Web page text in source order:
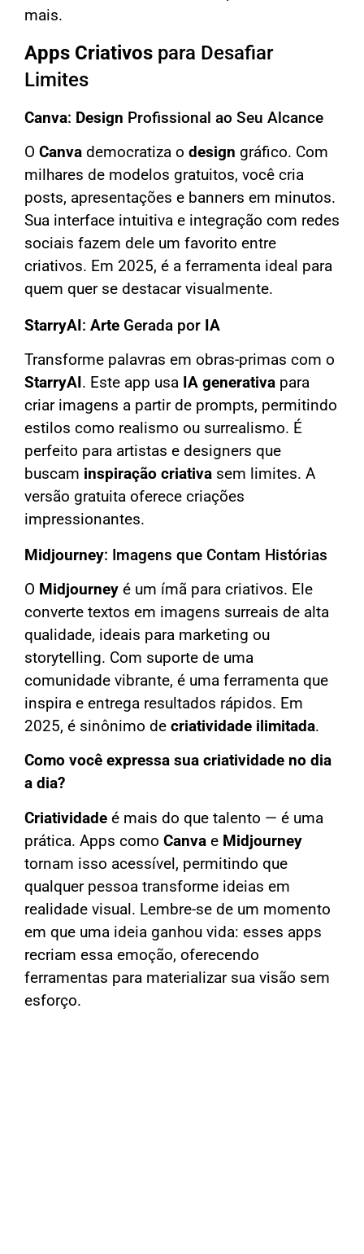
mais.
Apps Criativos para Desafiar
Limites
Canva: Design Profissional ao Seu Alcance
O Canva democratiza o design gráfico. Com
milhares de modelos gratuitos, você cria
posts, apresentações e banners em minutos.
Sua interface intuitiva e integração com redes
sociais fazem dele um favorito entre
criativos. Em 2025, é a ferramenta ideal para
quem quer se destacar visualmente.
StarryAI: Arte Gerada por IA
Transforme palavras em obras-primas com o
StarryAI. Este app usa IA generativa para
criar imagens a partir de prompts, permitindo
estilos como realismo ou surrealismo. É
perfeito para artistas e designers que
buscam inspiração criativa sem limites. A
versão gratuita oferece criações
impressionantes.
Midjourney: Imagens que Contam Histórias
O Midjourney é um ímã para criativos. Ele
converte textos em imagens surreais de alta
qualidade, ideais para marketing ou
storytelling. Com suporte de uma
comunidade vibrante, é uma ferramenta que
inspira e entrega resultados rápidos. Em
2025, é sinônimo de criatividade ilimitada.
Como você expressa sua criatividade no dia
a dia?
Criatividade é mais do que talento — é uma
prática. Apps como Canva e Midjourney
tornam isso acessível, permitindo que
qualquer pessoa transforme ideias em
realidade visual. Lembre-se de um momento
em que uma ideia ganhou vida: esses apps
recriam essa emoção, oferecendo
ferramentas para materializar sua visão sem
esforço.